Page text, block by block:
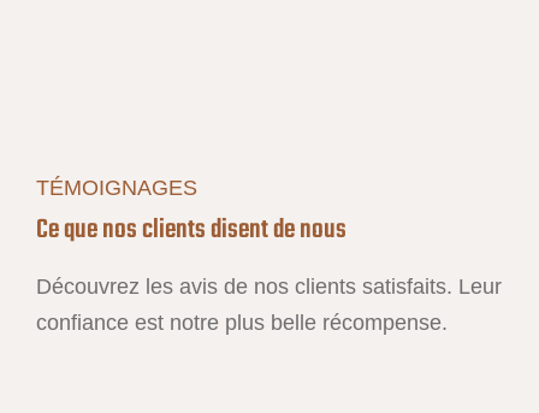
TÉMOIGNAGES
Ce que nos clients disent de nous
Découvrez les avis de nos clients satisfaits. Leur
confiance est notre plus belle récompense.